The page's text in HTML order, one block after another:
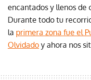
encantados y llenos de
Durante todo tu
la primera zona fue el
Olvidado y ahora nos